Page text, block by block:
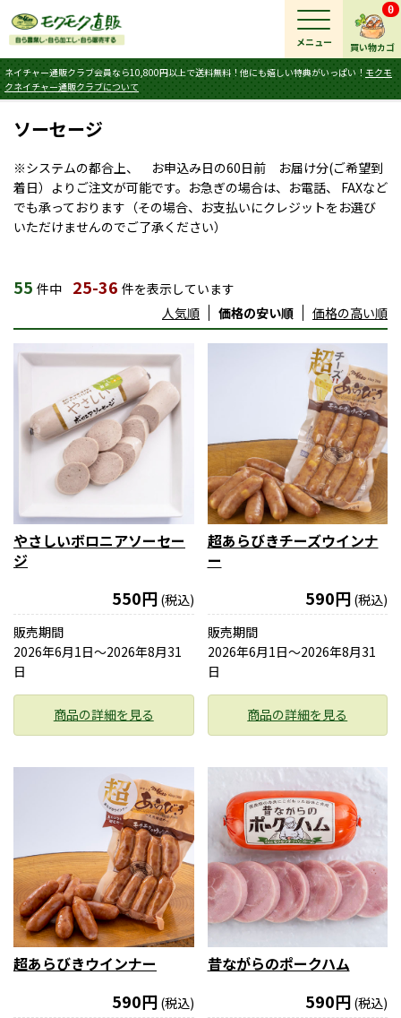
買い物カゴ
0
ネイチャー通販クラブ会員なら10,800円以上で送料無料！他にも嬉しい特典がいっぱい！ モクモ
クネイチャー通販クラブについて
メニュー
ソーセージ
※システムの都合上、 お申込み日の60日前 お届け分(ご希望到
着日）よりご注文が可能です。お急ぎの場合は、お電話、 FAXなど
でも承っております（その場合、お支払いにクレジットをお選び
いただけませんのでご了承ください）
55 件中 25-36 件を表示しています
人気順
価格の安い順 価格の高い順
やさしいボロニアソーセー
ジ
550円 (税込)
販売期間
2026年6月1日〜2026年8月31
日
商品の詳細を見る
超あらびきチーズウインナ
ー
590円 (税込)
販売期間
2026年6月1日〜2026年8月31
日
商品の詳細を見る
超あらびきウインナー
590円 (税込)
昔ながらのポークハム
590円 (税込)